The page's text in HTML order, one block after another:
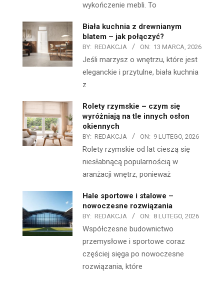
wykończenie mebli. To
Biała kuchnia z drewnianym
blatem – jak połączyć?
BY: REDAKCJA ON: 13 MARCA, 2026
Jeśli marzysz o wnętrzu, które jest
eleganckie i przytulne, biała kuchnia
z
Rolety rzymskie – czym się
wyróżniają na tle innych osłon
okiennych
BY: REDAKCJA ON: 9 LUTEGO, 2026
Rolety rzymskie od lat cieszą się
niesłabnącą popularnością w
aranżacji wnętrz, ponieważ
Hale sportowe i stalowe –
nowoczesne rozwiązania
BY: REDAKCJA ON: 8 LUTEGO, 2026
Współczesne budownictwo
przemysłowe i sportowe coraz
częściej sięga po nowoczesne
rozwiązania, które